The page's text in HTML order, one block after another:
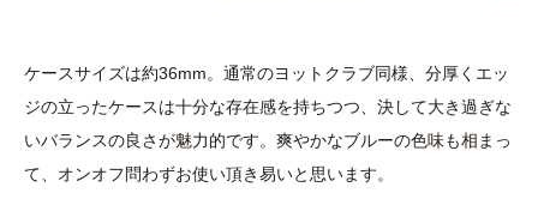
ケースサイズは約36mm。通常のヨットクラブ同様、分厚くエッ
ジの立ったケースは十分な存在感を持ちつつ、決して大き過ぎな
いバランスの良さが魅力的です。爽やかなブルーの色味も相まっ
て、オンオフ問わずお使い頂き易いと思います。